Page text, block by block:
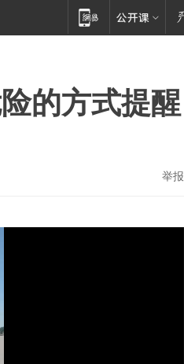
的方式提醒
举报